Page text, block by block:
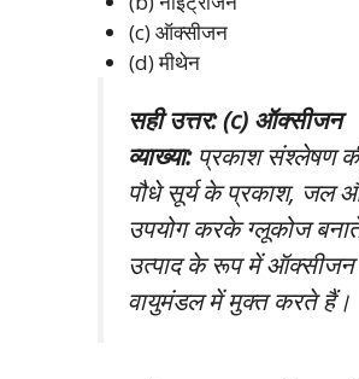
(c) ऑक्सीजन
(d) मीथेन
सही उत्तर: (c) ऑक्सीजन
व्याख्या:प्रकाश संश्लेषण
पौधे सूर्य के प्रकाश, जल
उपयोग करके ग्लूकोज
उत्पाद के रूप में
वायुमंडल में मुक्त करते हैं।